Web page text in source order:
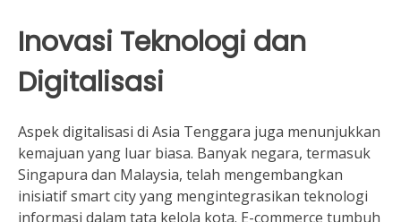
Inovasi Teknologi dan
Digitalisasi
Aspek digitalisasi di Asia Tenggara juga menunjukkan
kemajuan yang luar biasa. Banyak negara, termasuk
Singapura dan Malaysia, telah mengembangkan
inisiatif smart city yang mengintegrasikan teknologi
informasi dalam tata kelola kota. E-commerce tumbuh